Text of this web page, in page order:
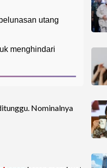
utang
menghindari
Nominalnya